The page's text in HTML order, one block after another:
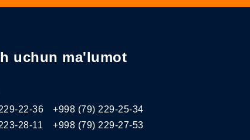
uchun ma'lumot
22-36
28-11
+998 (79) 229-25-34
+998 (79) 229-27-53